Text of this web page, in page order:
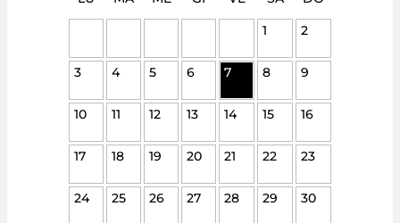
1
2
3 4 5 6 7 8 9
10 11 12 13 14 15 16
17 18 19 20 21 22 23
24 25 26 27 28 29 30